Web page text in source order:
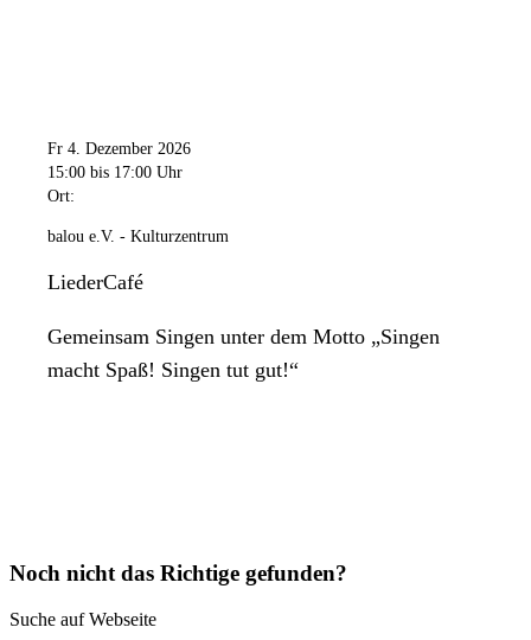
Fr 4. Dezember 2026
15:00 bis 17:00 Uhr
Ort:
balou e.V. - Kulturzentrum
LiederCafé
Gemeinsam Singen unter dem Motto „Singen
macht Spaß! Singen tut gut!“
Noch nicht das Richtige gefunden?
Suche auf Webseite